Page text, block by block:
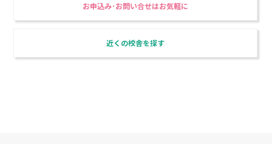
お申込み･お問い合せはお気軽に
近くの校舎を探す